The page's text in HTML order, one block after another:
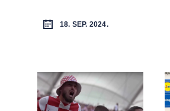
18. SEP. 2024.